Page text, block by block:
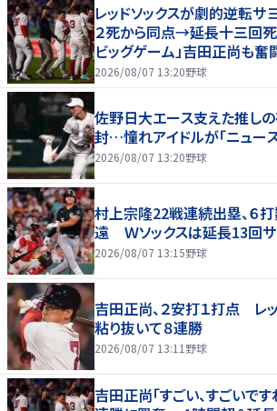
レッドソックスが劇的逆転サ
２死から同点→延長十三回
ビッグゲーム」吉田正尚も
拠地熱狂
2026/08/07 13:20野球
佐野日大エース支えた推し
封…憧れアイドルが「ニュー
2026/08/07 13:20野球
村上宗隆22戦連続出塁、６
遠 Ｗソックスは延長13回
2026/08/07 13:15野球
吉田正尚、２安打１打点 レ
粘り抜いて８連勝
2026/08/07 13:11 野球
吉田正尚「すごい、すごいで